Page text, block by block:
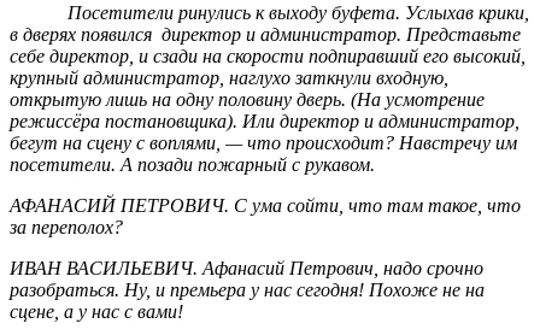
Посетители ринулись к выходу буфета. Услыхав крики,
в дверях появился директор и администратор. Представьте
себе директор, и сзади на скорости подпиравший его высокий,
крупный администратор, наглухо заткнули входную,
открытую лишь на одну половину дверь. (На усмотрение
режиссёра постановщика). Или директор и администратор,
бегут на сцену с воплями, — что происходит? Навстречу им
посетители. А позади пожарный с рукавом.
АФАНАСИЙ ПЕТРОВИЧ. С ума сойти, что там такое, что
за переполох?
ИВАН ВАСИЛЬЕВИЧ. Афанасий Петрович, надо срочно
разобраться. Ну, и премьера у нас сегодня! Похоже не на
сцене, а у нас с вами!